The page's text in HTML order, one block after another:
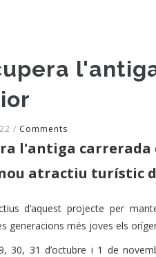
/ Comments
l'antiga
atractiu turístic
d’aquest projecte per
generacions més joves els
30, 31 d’octubre i 1 de